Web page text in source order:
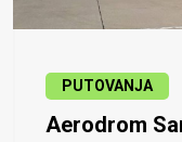
PUTOVANJA
Aerodrom